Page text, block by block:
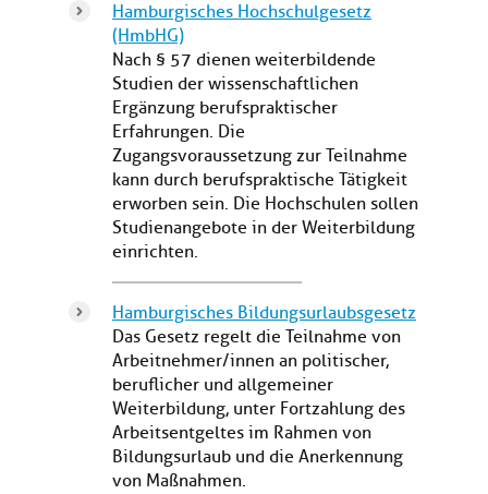
Hamburgisches Hochschulgesetz
(HmbHG)
Nach § 57 dienen weiterbildende
Studien der wissenschaftlichen
Ergänzung berufspraktischer
Erfahrungen. Die
Zugangsvoraussetzung zur Teilnahme
kann durch berufspraktische Tätigkeit
erworben sein. Die Hochschulen sollen
Studienangebote in der Weiterbildung
einrichten.
Hamburgisches Bildungsurlaubsgesetz
Das Gesetz regelt die Teilnahme von
Arbeitnehmer/innen an politischer,
beruflicher und allgemeiner
Weiterbildung, unter Fortzahlung des
Arbeitsentgeltes im Rahmen von
Bildungsurlaub und die Anerkennung
von Maßnahmen.